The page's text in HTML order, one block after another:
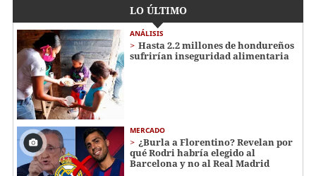
LO ÚLTIMO
ANÁLISIS
Hasta 2.2 millones de hondureños
sufrirían inseguridad alimentaria
MERCADO
¿Burla a Florentino? Revelan por
qué Rodri habría elegido al
Barcelona y no al Real Madrid